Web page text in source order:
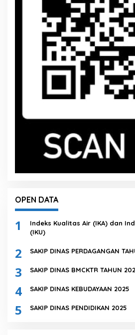
OPEN DATA
1
Indeks Kualitas Air (IKA) dan
(IKU)
2 SAKIP DINAS PERDAGANGAN
3 SAKIP DINAS BMCKTR TAHUN
4 SAKIP DINAS KEBUDAYAAN 2025
5 SAKIP DINAS PENDIDIKAN 2025